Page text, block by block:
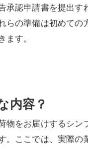
認申請書を提出
の準備は初めて
す。
内容？
をお届けするシ
ここでは、実際